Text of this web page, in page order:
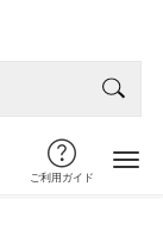
ご利用ガイド